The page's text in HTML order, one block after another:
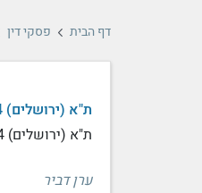
דף הבית פסקי דין
ת"א (ירושלים) 47395-06-14 - ערן דביר נ' עדי טלמור ואח'
ת"א (ירושלים) 47395-06-14
ערן דביר